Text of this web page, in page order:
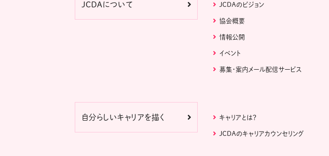
JCDAについて JCDAのビジョン
協会概要
情報公開
イベント
募集・案内メール配信サービス
自分らしいキャリアを描く キャリアとは？
JCDAのキャリアカウンセリング